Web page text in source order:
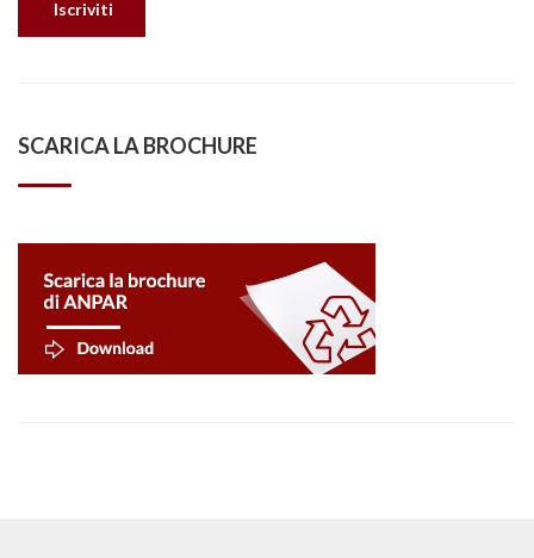
SCARICA LA BROCHURE